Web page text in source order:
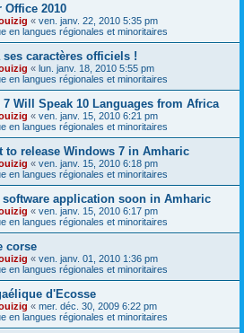
2010
« ven. janv. 22, 2010 5:35 pm
en langues régionales et minoritaires
caractères officiels !
« lun. janv. 18, 2010 5:55 pm
en langues régionales et minoritaires
Will Speak 10 Languages from Africa
« ven. janv. 15, 2010 6:21 pm
en langues régionales et minoritaires
to release Windows 7 in Amharic
« ven. janv. 15, 2010 6:18 pm
en langues régionales et minoritaires
application soon in Amharic
« ven. janv. 15, 2010 6:17 pm
en langues régionales et minoritaires
corse
« ven. janv. 01, 2010 1:36 pm
en langues régionales et minoritaires
d'Ecosse
« mer. déc. 30, 2009 6:22 pm
en langues régionales et minoritaires